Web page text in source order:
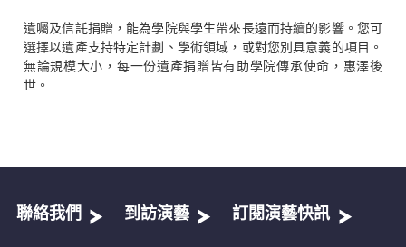
遺囑及信託捐贈，能為學院與學生帶來長遠而持續的影響。您可
選擇以遺產支持特定計劃、學術領域，或對您別具意義的項目。
無論規模大小，每一份遺產捐贈皆有助學院傳承使命，惠澤後
世。
聯絡我們 到訪演藝 訂閱演藝快訊